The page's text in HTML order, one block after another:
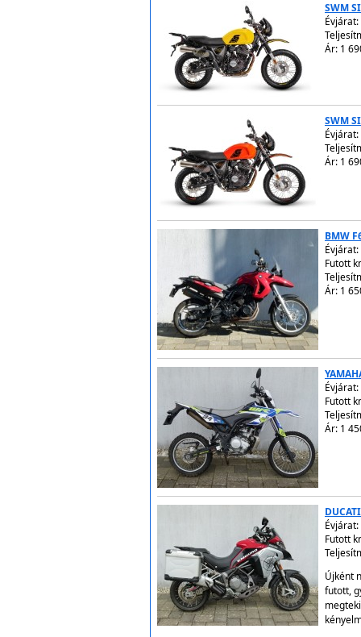
SWM
Évjárat:
Ár: 1
SWM
Évjárat:
Ár: 1
BMW
Évjárat:
Futott
Ár: 1
Évjárat:
Futott
Ár: 1
Évjárat:
Futott
Újként
futott,